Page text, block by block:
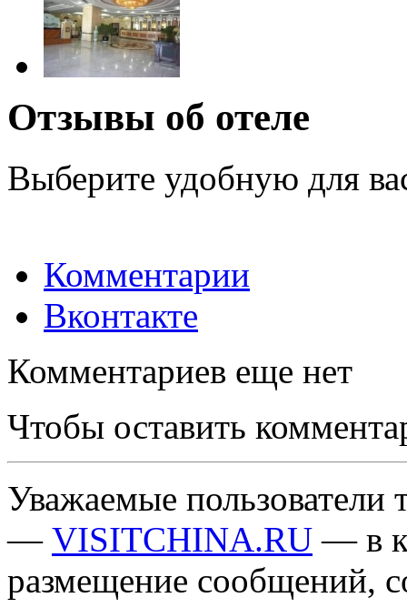
Отзывы об отеле
Выберите удобную для
Комментарии
Вконтакте
Комментариев еще нет
Чтобы оставить
Уважаемые пользователи
— VISITCHINA.RU — в
размещение сообщений,